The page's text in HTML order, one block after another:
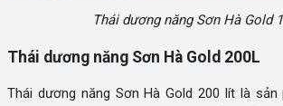
Thái dương năng Sơn Hà Gold
Thái dương năng Sơn Hà Gold 200L
Thái dương năng Sơn Hà Gold 200 lít là